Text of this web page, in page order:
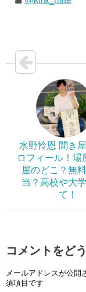
水野怜恩 聞き
ロフィール！場
屋のどこ？無
当？高校や大
て！
コメントをど
メールアドレスが公開
須項目です